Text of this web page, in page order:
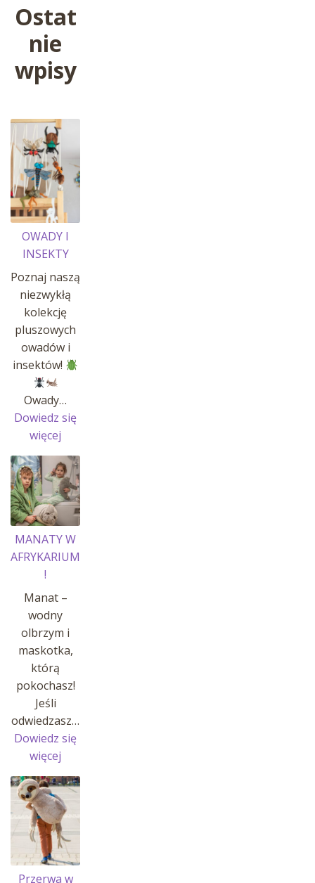
Ostat
nie
wpisy
OWADY I
INSEKTY
Poznaj naszą
niezwykłą
kolekcję
pluszowych
owadów i
insektów!
Owady…
Dowiedz się
więcej
OWADY
I
INSEKTY
MANATY W
AFRYKARIUM
!
Manat –
wodny
olbrzym i
maskotka,
którą
pokochasz!
Jeśli
odwiedzasz…
Dowiedz się
więcej
MANATY
W
AFRYKARIUM
!
Przerwa w